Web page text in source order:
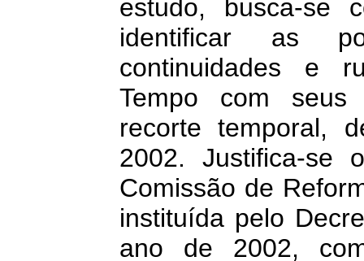
estudo, busca-se
identificar as
continuidades e
Tempo com seus
recorte temporal,
2002. Justifica-se
Comissão de
instituída pelo
ano de 2002,